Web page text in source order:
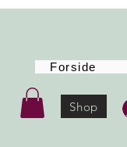
Forside
Shop